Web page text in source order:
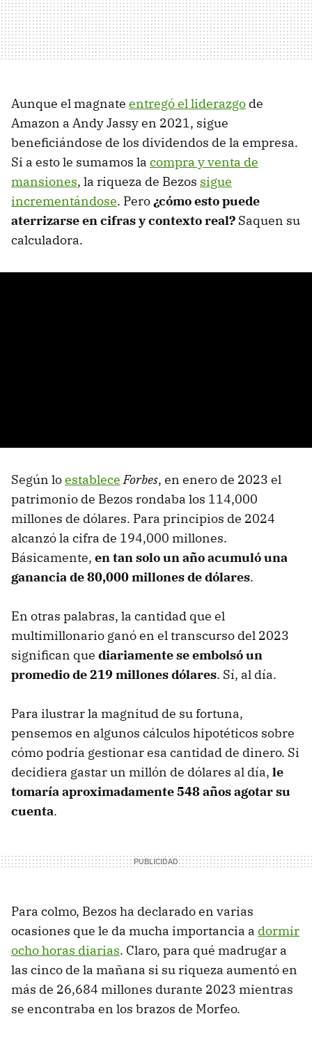
Aunque el magnate entregó el liderazgo de
Amazon a Andy Jassy en 2021, sigue
beneficiándose de los dividendos de la empresa.
Si a esto le sumamos la compra y venta de
mansiones, la riqueza de Bezos sigue
incrementándose. Pero¿cómo esto puede
aterrizarse en cifras y contexto real? Saquen su
calculadora.
Según loestablece Forbes, en enero de 2023 el
patrimonio de Bezos rondaba los 114,000
millones de dólares. Para principios de 2024
alcanzó la cifra de 194,000 millones.
Básicamente, en tan solo un año acumuló una
ganancia de 80,000 millones de dólares.
En otras palabras, la cantidad que el
multimillonario ganó en el transcurso del 2023
significan que diariamente se embolsó un
promedio de 219 millones dólares. Sí, al día.
Para ilustrar la magnitud de su fortuna,
pensemos en algunos cálculos hipotéticos sobre
cómo podría gestionar esa cantidad de dinero. Si
decidiera gastar un millón de dólares al día, le
tomaría aproximadamente 548 años agotar su
cuenta.
Para colmo, Bezos ha declarado en varias
ocasiones que le da mucha importancia a dormir
ocho horas diarias. Claro, para qué madrugar a
las cinco de la mañana si su riqueza aumentó en
más de 26,684 millones durante 2023 mientras
se encontraba en los brazos de Morfeo.